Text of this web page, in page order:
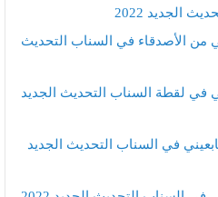
الجديد 2022
من الأصدقاء في السناب التحديث
في لقطة السناب التحديث الجديد
في السناب التحديث الجديد